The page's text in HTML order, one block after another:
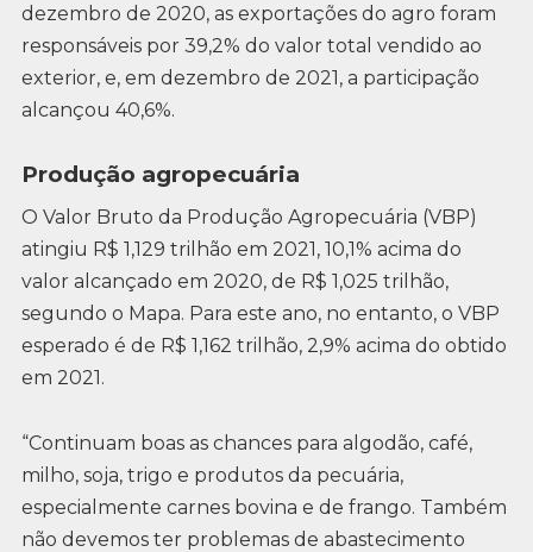
dezembro de 2020, as exportações do agro foram
responsáveis por 39,2% do valor total vendido ao
exterior, e, em dezembro de 2021, a participação
alcançou 40,6%.
Produção agropecuária
O Valor Bruto da Produção Agropecuária (VBP)
atingiu R$ 1,129 trilhão em 2021, 10,1% acima do
valor alcançado em 2020, de R$ 1,025 trilhão,
segundo o Mapa. Para este ano, no entanto, o VBP
esperado é de R$ 1,162 trilhão, 2,9% acima do obtido
em 2021.
“Continuam boas as chances para algodão, café,
milho, soja, trigo e produtos da pecuária,
especialmente carnes bovina e de frango. Também
não devemos ter problemas de abastecimento